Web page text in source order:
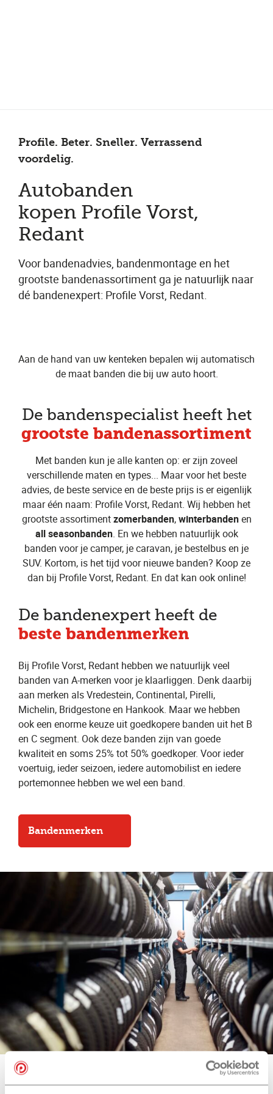
Profile. Beter. Sneller. Verrassend
voordelig.
Autobanden
kopen Profile Vorst,
Redant
Voor bandenadvies, bandenmontage en het
grootste bandenassortiment ga je natuurlijk naar
dé bandenexpert: Profile Vorst, Redant.
Aan de hand van uw kenteken bepalen wij automatisch
de maat banden die bij uw auto hoort.
De bandenspecialist heeft het
grootste bandenassortiment
Met banden kun je alle kanten op: er zijn zoveel
verschillende maten en types... Maar voor het beste
advies, de beste service en de beste prijs is er eigenlijk
maar één naam: Profile Vorst, Redant. Wij hebben het
grootste assortimentzomerbanden,winterbandenen
all seasonbanden. En we hebben natuurlijk ook
banden voor je camper, je caravan, je bestelbus en je
SUV. Kortom, is het tijd voor nieuwe banden? Koop ze
dan bij Profile Vorst, Redant. En dat kan ook online!
De bandenexpert heeft de
beste bandenmerken
Bij Profile Vorst, Redant hebben we natuurlijk veel
banden van A-merken voor je klaarliggen. Denk daarbij
aan merken als Vredestein, Continental, Pirelli,
Michelin, Bridgestone en Hankook. Maar we hebben
ook een enorme keuze uit goedkopere banden uit het B
en C segment. Ook deze banden zijn van goede
kwaliteit en soms 25% tot 50% goedkoper. Voor ieder
voertuig, ieder seizoen, iedere automobilist en iedere
portemonnee hebben we wel een band.
Bandenmerken
Onze bandenmerken